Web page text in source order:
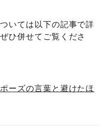
いては以下の記事で詳
ひ併せてご覧くださ
ーズの言葉と避けたほ